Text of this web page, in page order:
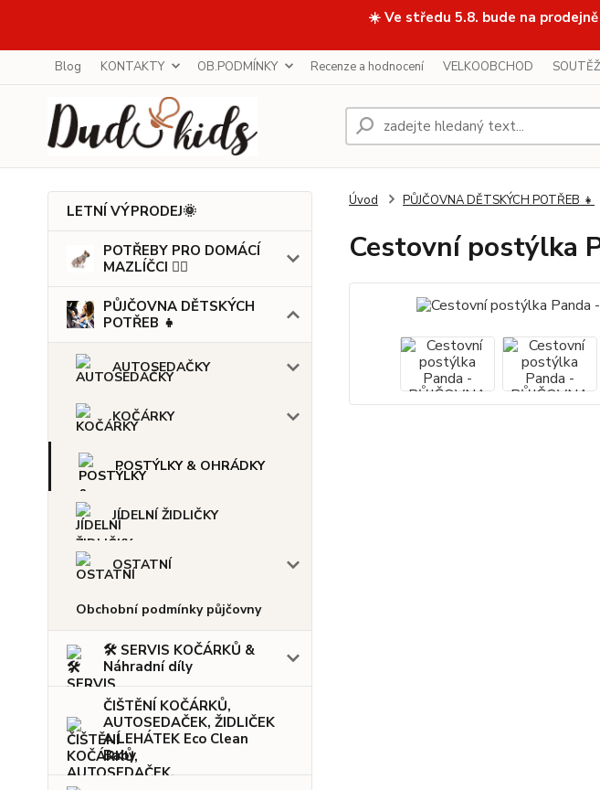
☀️ Ve středu 5.8. bude na
Blog KONTAKTY OB.PODMÍNKY Recenze a hodnocení VELKOOBCHOD SOUTĚŽ
LETNÍ VÝPRODEJ🌞
POTŘEBY PRO DOMÁCÍ
MAZLÍČCI 🐕‍🦺
PŮJČOVNA DĚTSKÝCH
POTŘEB 👧
AUTOSEDAČKY
KOČÁRKY
POSTÝLKY & OHRÁDKY
JÍDELNÍ ŽIDLIČKY
OSTATNÍ
Obchobní podmínky půjčovny
🛠️ SERVIS KOČÁRKŮ &
Náhradní díly
ČIŠTĚNÍ KOČÁRKŮ,
AUTOSEDAČEK, ŽIDLIČEK
A LEHÁTEK Eco Clean
Baby
Úvod PŮJČOVNA DĚTSKÝCH POTŘEB 👧
Cestovní postýlka